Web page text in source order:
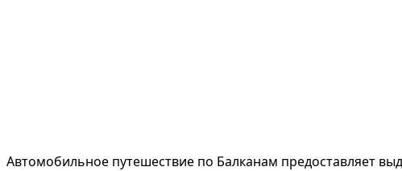
Автомобильное путешествие по Балканам предоставляет